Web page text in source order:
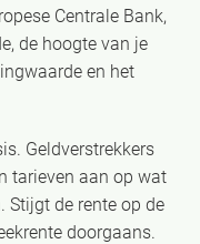
Centrale Bank,
de hoogte van je
en het
Geldverstrekkers
tarieven aan op wat
Stijgt de rente op de
doorgaans.